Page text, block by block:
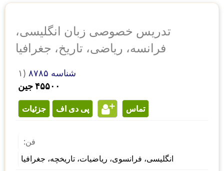
تدریس خصوصی زبان انگلیسی،
فرانسه، ریاضی، تاریخ، جغرافیا
۱)
شناسه ۸۷۸۵
۴۵۵۰۰ جین
جزئیات پی دی اف تماس
فن:
انگلیسی، فرانسوی، ریاضیات، تاریخچه، جغرافیا